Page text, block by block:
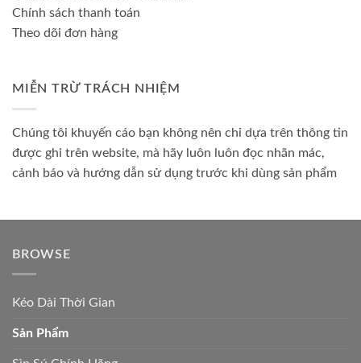
Chính sách thanh toán
Theo dõi đơn hàng
MIỄN TRỪ TRÁCH NHIỆM
Chúng tôi khuyến cáo bạn không nên chỉ dựa trên thông tin
được ghi trên website, mà hãy luôn luôn đọc nhãn mác,
cảnh báo và hướng dẫn sử dụng trước khi dùng sản phẩm
BROWSE
Kéo Dài Thời Gian
Sản Phẩm